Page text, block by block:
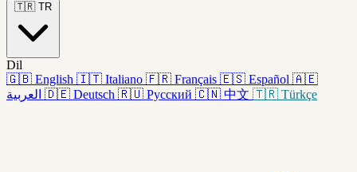
🇹🇷 TR
Dil
🇬🇧 English 🇮🇹 Italiano 🇫🇷 Français 🇪🇸 Español 🇦🇪
العربية 🇩🇪 Deutsch 🇷🇺 Русский 🇨🇳 中文 🇹🇷 Türkçe